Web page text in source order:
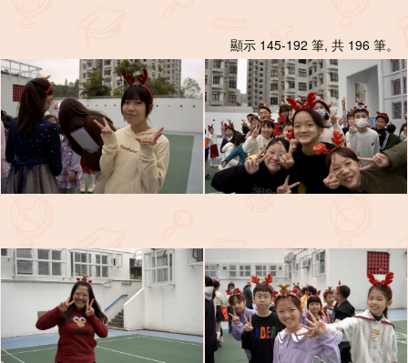
顯示 145-192 筆, 共 196 筆。